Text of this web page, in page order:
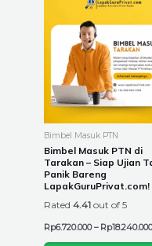
Bimbel Masuk PTN
Bimbel Masuk PTN di
Tarakan – Siap Ujian
Panik Bareng
LapakGuruPrivat.com!
Rated 4.41 out of 5
Rp6.720.000 – Rp18.240.000